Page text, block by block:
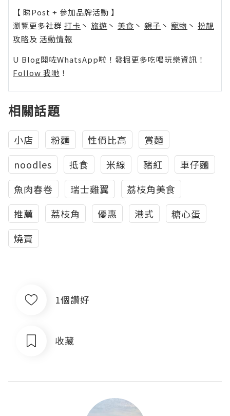
【 睇Post + 參加品牌活動 】
瀏覽更多社群 打卡 丶 旅遊 丶 美食 丶 親子 丶 寵物 丶 扮靚
攻略及 活動情報
U Blog開咗WhatsApp啦！發掘更多吃喝玩樂資訊！
Follow 我哋 ！
相關話題
小店 粉麵 性價比高
賞麵
noodles
抵食 米線 豬紅
車仔麵
魚肉春卷
瑞士雞翼
荔枝角美食
推薦
荔枝角 優惠 港式
糖心蛋
燒賣
1個讚好
收藏